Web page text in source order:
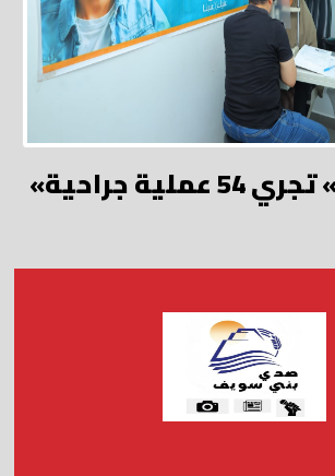
«صناع الخير» تجري 54 عملية جراحية